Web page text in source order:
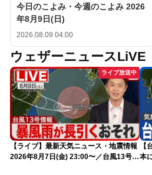
今日のこよみ・今週のこよみ 2026
年8月9日(日)
2026.08.09 04:00
ウェザーニュースLiVE
ライブ放送中
【ライブ】最新天気ニュース・地震情報
2026年8月7日(金) 23:00〜／台風13号の
【
本